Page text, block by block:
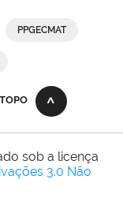
PPGECMAT
sob a licença
3.0 Não